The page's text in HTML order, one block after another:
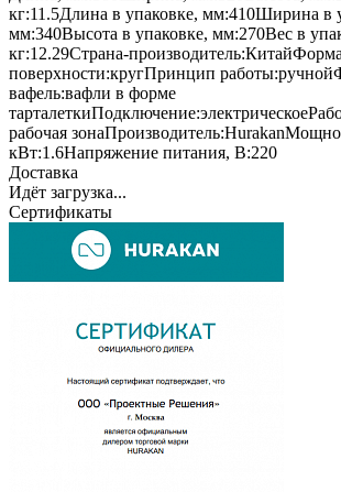
кг:11.5Длина в упаковке, мм:410Ширина в
мм:340Высота в упаковке, мм:270Вес в
кг:12.29Страна-производитель:КитайФорма
поверхности:кругПринцип работы:ручной
вафель:вафли в форме
тарталеткиПодключение:электрическое
рабочая зонаПроизводитель:Hurakan
кВт:1.6Напряжение питания, В:220
Доставка
Идёт загрузка...
Сертификаты